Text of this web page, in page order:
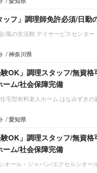
ッフ」調理師免許必須/日勤
/風の生活館 デイサービスセンター
/ 神奈川県
験OK」調理スタッフ/無資
ム/社会保障完備
宅型有料老人ホーム はなみずきの
/ 愛知県
験OK」調理スタッフ/無資
ム/社会保障完備
オール・ジャパン/エクセルシオー